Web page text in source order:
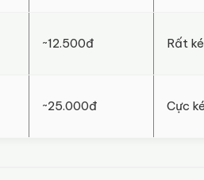
~12.500đ Rất
~25.000đ Cực